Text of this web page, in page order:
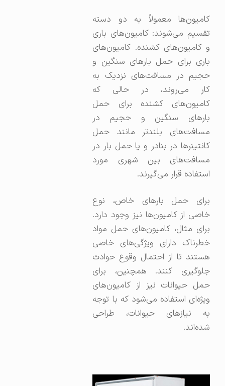
کامیون‌ها معمولاً به دو دسته
تقسیم می‌شوند: کامیون‌های باری
و کامیون‌های کشنده. کامیون‌های
باری برای حمل بارهای سنگین و
حجیم در مسافت‌های نزدیک به
کار می‌روند، در حالی که
کامیون‌های کشنده برای حمل
بارهای سنگین و حجیم در
مسافت‌های بلندتر مانند حمل
کانتینرها در بنادر و یا حمل بار در
مسافت‌های بین شهری مورد
استفاده قرار می‌گیرند.
برای حمل بارهای خاص، نوع
خاصی از کامیون‌ها نیز وجود دارد.
برای مثال، کامیون‌های حمل مواد
خطرناک دارای ویژگی‌های خاصی
هستند تا از احتمال وقوع حوادث
جلوگیری کنند. همچنین، برای
حمل حیوانات نیز از کامیون‌های
ویژه‌ای استفاده می‌شود که با توجه
به نیازهای حیوانات، طراحی
شده‌اند.